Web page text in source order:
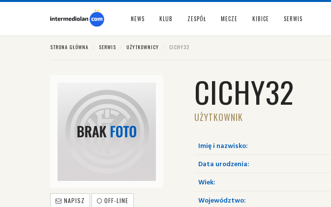
NEWS KLUB ZESPÓŁ MECZE KIBICE SERWIS
STRONA GŁÓWNA SERWIS UŻYTKOWNICY CICHY32
NAPISZ OFF-LINE
CICHY32
UŻYTKOWNIK
Imię i nazwisko:
Data urodzenia:
Wiek:
Województwo: